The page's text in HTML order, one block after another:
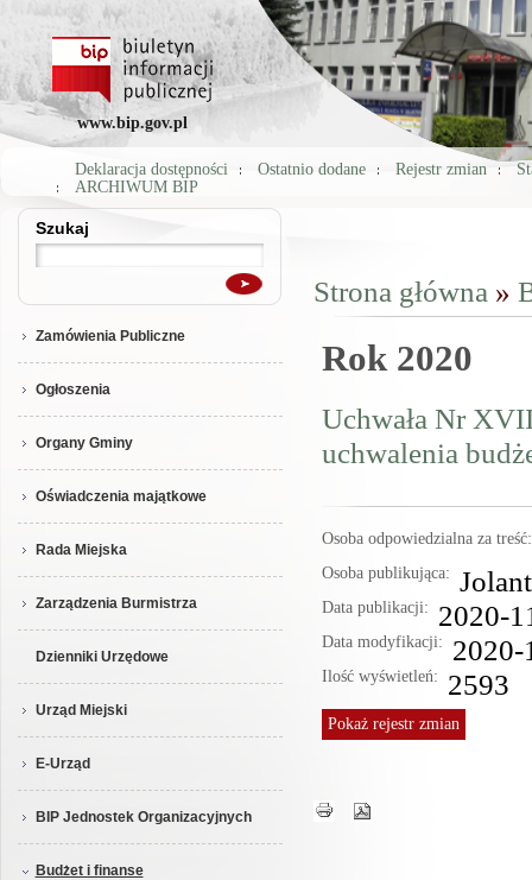
www.bip.gov.pl
Deklaracja dostępności Ostatnio dodane Rejestr zmian
ARCHIWUM BIP
Szukaj
Szukaj
Zamówienia Publiczne
Ogłoszenia
Organy Gminy
Oświadczenia majątkowe
Rada Miejska
Zarządzenia Burmistrza
Dzienniki Urzędowe
Urząd Miejski
E-Urząd
BIP Jednostek Organizacyjnych
Budżet i finanse
Jesteś tutaj
Strona główna »
Rok 2020
Uchwała Nr
uchwalenia
Osoba odpowiedzialna za
Osoba publikująca:
Data publikacji: 2020-
Data modyfikacji: 2020-
Ilość wyświetleń: 2593
Pokażrejestr zmian